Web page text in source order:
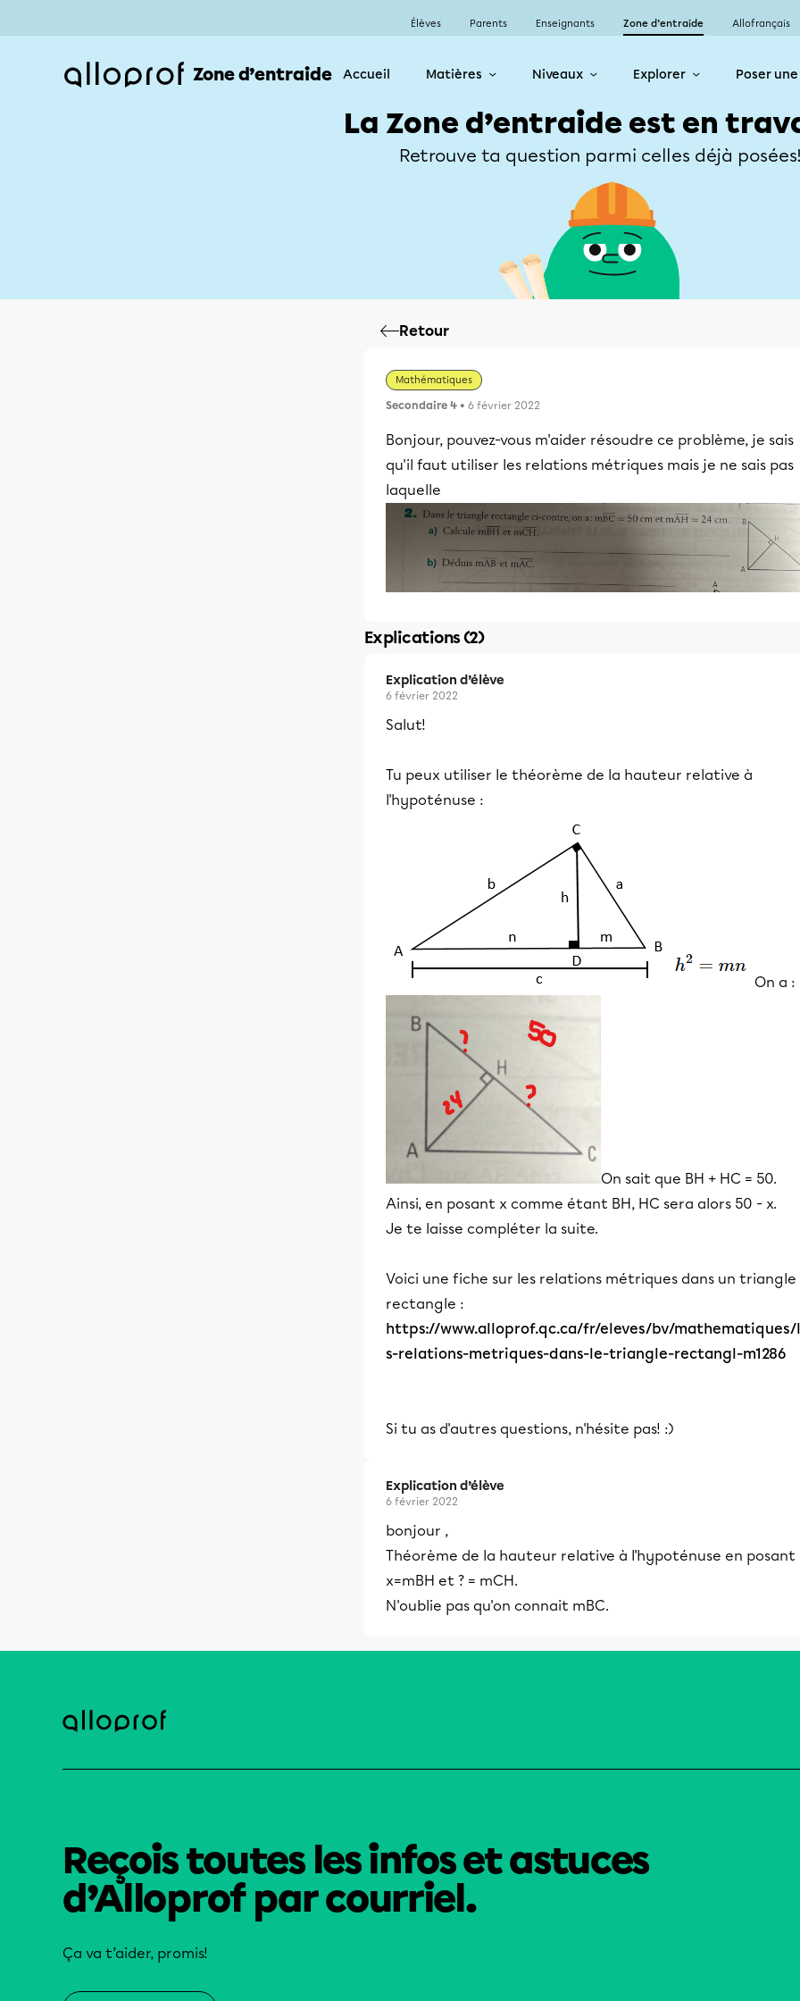
Élèves Parents Enseignants Zone d’entraide Allofrançais
Zone d’entraide Accueil Matières Niveaux Explorer Poser
La Zone d’entraide est en
Retrouve ta question parmi celles déjà
Retour
Mathématiques
Secondaire 4 • 6 février 2022
Bonjour, pouvez-vous m'aider résoudre ce problème, je sais
qu'il faut utiliser les relations métriques mais je ne sais pas
laquelle
Explications (2)
Explication d’élève
6 février 2022
Salut!
Tu peux utiliser le théorème de la hauteur relative à
l'hypoténuse :
On a :
On sait que BH + HC = 50.
Ainsi, en posant x comme étant BH, HC sera alors 50 - x.
Je te laisse compléter la suite.
Voici une fiche sur les relations métriques dans un triangle
rectangle :
https://www.alloprof.qc.ca/fr/eleves/bv/mathematiques/
s-relations-metriques-dans-le-triangle-rectangl-m1286
Si tu as d'autres questions, n'hésite pas! :)
Explication d’élève
6 février 2022
bonjour ,
Théorème de la hauteur relative à l'hypoténuse en posant
x=mBH et ? = mCH.
N'oublie pas qu'on connait mBC.
Reçois toutes les infos et astuces
d’Alloprof par courriel.
Ça va t’aider, promis!